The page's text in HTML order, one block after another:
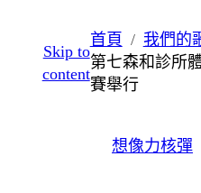
至
主
Skip to
content
首頁
我們的
第七森和診所
賽舉行
想像力核彈